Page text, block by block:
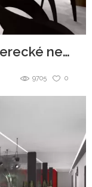
Nadstandardní pokoj v liberecké nemocnici
0
9705